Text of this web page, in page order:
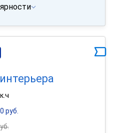
руб.